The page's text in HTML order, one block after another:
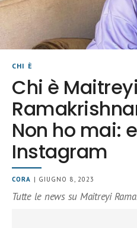
CHI È
Chi è Maitreyi
Non ho mai:
Instagram
CORA | GIUGNO 8, 2023
Tutte le news su Maitreyi